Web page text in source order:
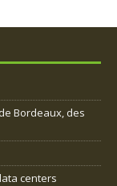
Bordeaux, des
centers